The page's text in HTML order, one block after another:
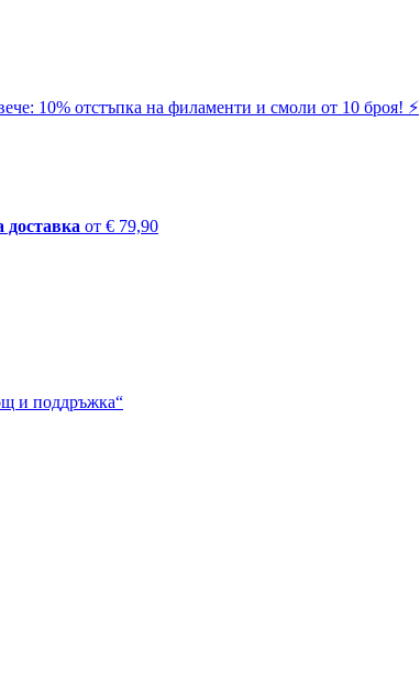
10% отстъпка на филаменти и смоли от 10 броя! ⚡️
доставка от € 79,90
и поддръжка“